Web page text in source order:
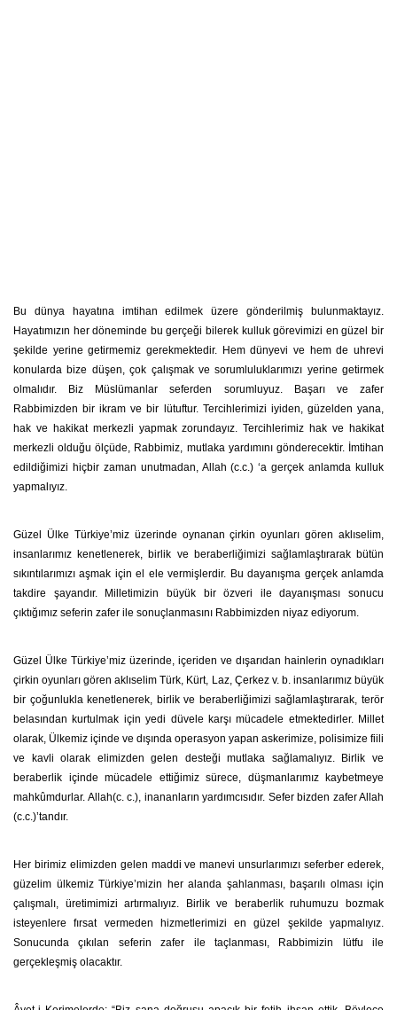
Bu dünya hayatına imtihan edilmek üzere gönderilmiş bulunmaktayız.
Hayatımızın her döneminde bu gerçeği bilerek kulluk görevimizi en güzel bir
şekilde yerine getirmemiz gerekmektedir. Hem dünyevi ve hem de uhrevi
konularda bize düşen, çok çalışmak ve sorumluluklarımızı yerine getirmek
olmalıdır. Biz Müslümanlar seferden sorumluyuz. Başarı ve zafer
Rabbimizden bir ikram ve bir lütuftur. Tercihlerimizi iyiden, güzelden yana,
hak ve hakikat merkezli yapmak zorundayız. Tercihlerimiz hak ve hakikat
merkezli olduğu ölçüde, Rabbimiz, mutlaka yardımını gönderecektir. İmtihan
edildiğimizi hiçbir zaman unutmadan, Allah (c.c.) ‘a gerçek anlamda kulluk
yapmalıyız.
Güzel Ülke Türkiye’miz üzerinde oynanan çirkin oyunları gören aklıselim,
insanlarımız kenetlenerek, birlik ve beraberliğimizi sağlamlaştırarak bütün
sıkıntılarımızı aşmak için el ele vermişlerdir. Bu dayanışma gerçek anlamda
takdire şayandır. Milletimizin büyük bir özveri ile dayanışması sonucu
çıktığımız seferin zafer ile sonuçlanmasını Rabbimizden niyaz ediyorum.
Güzel Ülke Türkiye’miz üzerinde, içeriden ve dışarıdan hainlerin oynadıkları
çirkin oyunları gören aklıselim Türk, Kürt, Laz, Çerkez v. b. insanlarımız büyük
bir çoğunlukla kenetlenerek, birlik ve beraberliğimizi sağlamlaştırarak, terör
belasından kurtulmak için yedi düvele karşı mücadele etmektedirler. Millet
olarak, Ülkemiz içinde ve dışında operasyon yapan askerimize, polisimize fiili
ve kavli olarak elimizden gelen desteği mutlaka sağlamalıyız. Birlik ve
beraberlik içinde mücadele ettiğimiz sürece, düşmanlarımız kaybetmeye
mahkûmdurlar. Allah(c. c.), inananların yardımcısıdır. Sefer bizden zafer Allah
(c.c.)’tandır.
Her birimiz elimizden gelen maddi ve manevi unsurlarımızı seferber ederek,
güzelim ülkemiz Türkiye’mizin her alanda şahlanması, başarılı olması için
çalışmalı, üretimimizi artırmalıyız. Birlik ve beraberlik ruhumuzu bozmak
isteyenlere fırsat vermeden hizmetlerimizi en güzel şekilde yapmalıyız.
Sonucunda çıkılan seferin zafer ile taçlanması, Rabbimizin lütfu ile
gerçekleşmiş olacaktır.